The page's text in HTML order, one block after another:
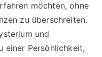
möchten, ohne
zu überschreiten.
und
einer Persönlichkeit,